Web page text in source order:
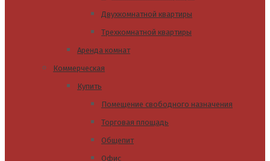
Двухкомнатной квартиры
Трехкомнатной квартиры
Аренда комнат
Коммерческая
Купить
Помещение свободного назначения
Торговая площадь
Общепит
Офис